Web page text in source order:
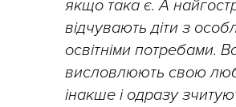
якщо така є. А
відчувають діти з
освітніми потребами.
висловлюють свою
інакше і одразу